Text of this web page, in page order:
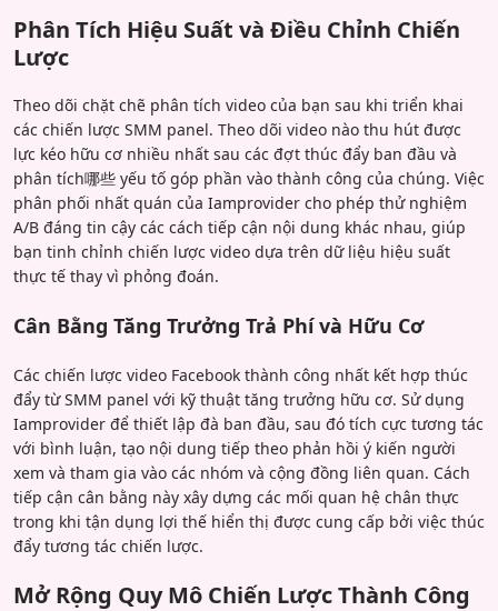
Phân Tích Hiệu Suất và Điều Chỉnh Chiến
Lược
Theo dõi chặt chẽ phân tích video của bạn sau khi triển khai
các chiến lược SMM panel. Theo dõi video nào thu hút được
lực kéo hữu cơ nhiều nhất sau các đợt thúc đẩy ban đầu và
phân tích哪些 yếu tố góp phần vào thành công của chúng. Việc
phân phối nhất quán của Iamprovider cho phép thử nghiệm
A/B đáng tin cậy các cách tiếp cận nội dung khác nhau, giúp
bạn tinh chỉnh chiến lược video dựa trên dữ liệu hiệu suất
thực tế thay vì phỏng đoán.
Cân Bằng Tăng Trưởng Trả Phí và Hữu Cơ
Các chiến lược video Facebook thành công nhất kết hợp thúc
đẩy từ SMM panel với kỹ thuật tăng trưởng hữu cơ. Sử dụng
Iamprovider để thiết lập đà ban đầu, sau đó tích cực tương tác
với bình luận, tạo nội dung tiếp theo phản hồi ý kiến người
xem và tham gia vào các nhóm và cộng đồng liên quan. Cách
tiếp cận cân bằng này xây dựng các mối quan hệ chân thực
trong khi tận dụng lợi thế hiển thị được cung cấp bởi việc thúc
đẩy tương tác chiến lược.
Mở Rộng Quy Mô Chiến Lược Thành Công